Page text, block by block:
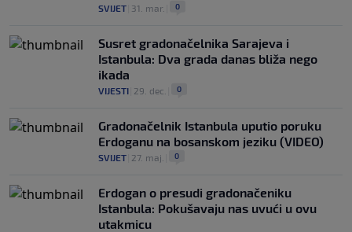
SVIJET 31. mar. 0
Susret gradonačelnika Sarajeva i
Istanbula: Dva grada danas bliža nego
ikada
VIJESTI 29. dec. 0
Gradonačelnik Istanbula uputio poruku
Erdoganu na bosanskom jeziku (VIDEO)
SVIJET 27. maj. 0
Erdogan o presudi gradonačeniku
Istanbula: Pokušavaju nas uvući u ovu
utakmicu